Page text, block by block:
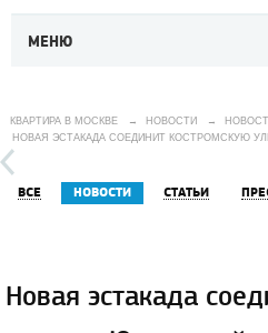
МЕНЮ
КВАРТИРА В МОСКВЕ → НОВОСТИ →
НОВАЯ ЭСТАКАДА СОЕДИНИТ КОСТРОМСКУЮ
ВСЕ НОВОСТИ СТАТЬИ
Новая эстакада